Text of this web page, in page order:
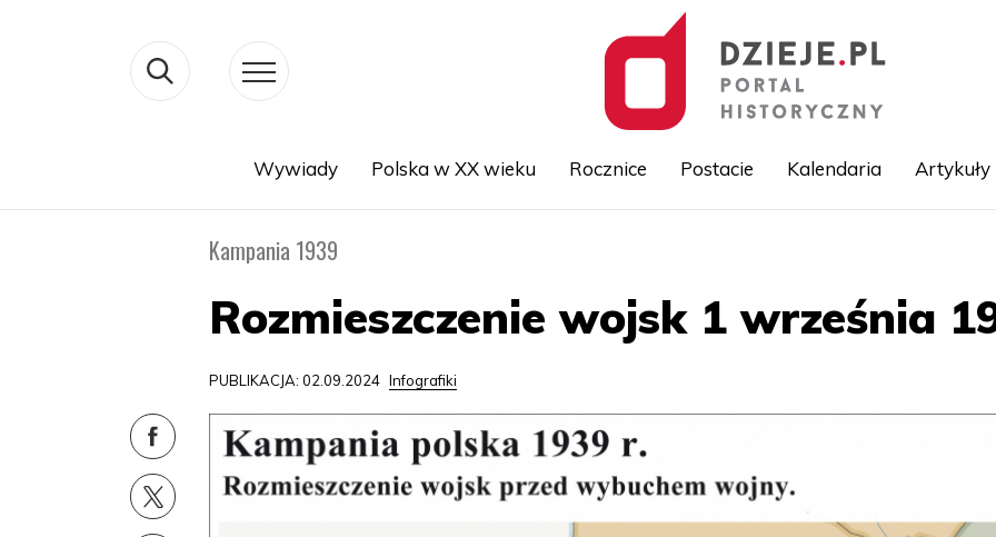
Wywiady Polska w XX wieku Rocznice Postacie Kalendaria Artykuły
Kampania 1939
Rozmieszczenie wojsk 1 września
PUBLIKACJA: 02.09.2024 Infografiki